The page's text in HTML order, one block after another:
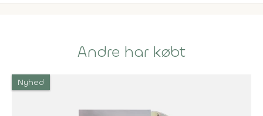
Andre har købt
Nyhed